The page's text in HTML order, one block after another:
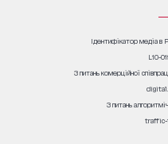
Ідентифікатор медіа в
L10-
З питань комерційної
З питань
traffic-